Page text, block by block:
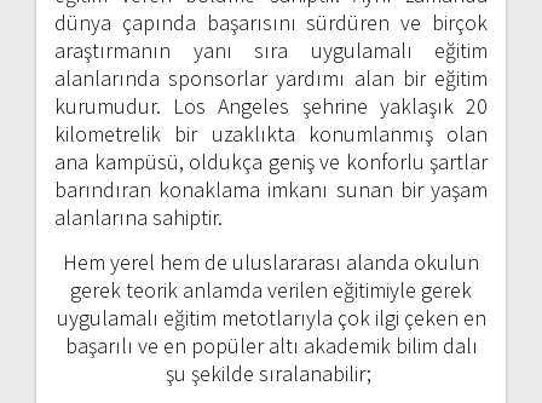
dünya çapında başarısını sürdüren ve birçok
araştırmanın yanı sıra uygulamalı eğitim
alanlarında sponsorlar yardımı alan bir eğitim
kurumudur. Los Angeles şehrine yaklaşık 20
kilometrelik bir uzaklıkta konumlanmış olan
ana kampüsü, oldukça geniş ve konforlu şartlar
barındıran konaklama imkanı sunan bir yaşam
alanlarına sahiptir.
Hem yerel hem de uluslararası alanda okulun
gerek teorik anlamda verilen eğitimiyle gerek
uygulamalı eğitim metotlarıyla çok ilgi çeken en
başarılı ve en popüler altı akademik bilim dalı
şu şekilde sıralanabilir;